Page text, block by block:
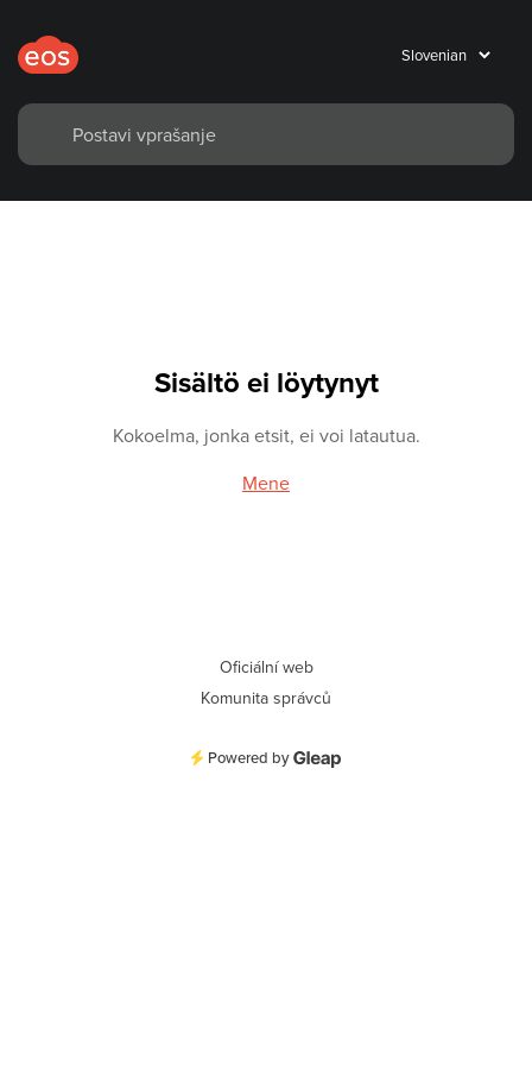
Sisältö ei löytynyt
Kokoelma, jonka etsit, ei voi latautua.
Mene
Oficiální web
Komunita správců
Powered by